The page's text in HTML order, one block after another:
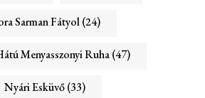
Sarman Fátyol(24)
Menyasszonyi Ruha(47)
Nyári Esküvő(33)